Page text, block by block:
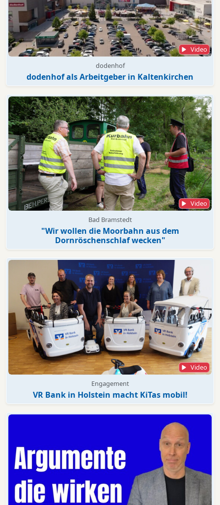
Video
dodenhof
dodenhof als Arbeitgeber in Kaltenkirchen
Video
Bad Bramstedt
"Wir wollen die Moorbahn aus dem
Dornröschenschlaf wecken"
Video
Engagement
VR Bank in Holstein macht KiTas mobil!